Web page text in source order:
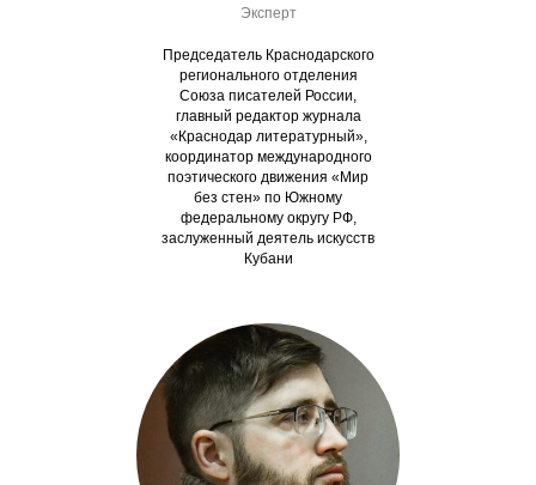
Эксперт
Председатель Краснодарского
регионального отделения
Союза писателей России,
главный редактор журнала
«Краснодар литературный»,
координатор международного
поэтического движения «Мир
без стен» по Южному
федеральному округу РФ,
заслуженный деятель искусств
Кубани